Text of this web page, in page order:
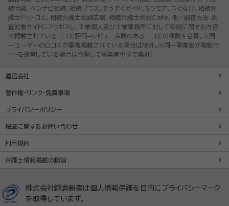
続会議、ベンナビ相続、相続プラス、そうぞくガイド、ミツモア、つぐなび、相続弁
護士ドットコム、相続弁護士相談広場、相続弁護士相談Cafe、他／調査方法：調
査対象サイトにアクセスし、士業個人及び士業事務所に対して相続に関する内容
で掲載されている口コミ評価=レビュー点数のある口コミの件数を合算。※同
一ユーザーの口コミが重複掲載されている場合は除外。※同一事業者が複数サ
イトを運営している場合は合算して事業者単位で集計）
運営会社
著作権・リンク・免責事項
プライバシーポリシー
掲載に関するお問い合わせ
利用規約
弁護士情報掲載の趣旨
株式会社鎌倉新書は個人情報保護を目的にプライバシーマーク
を取得しています。